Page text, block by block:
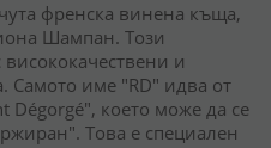
френска винена къща,
Шампан. Този
и
име "RD" идва от
Dégorgé", което може да се
Това е специален